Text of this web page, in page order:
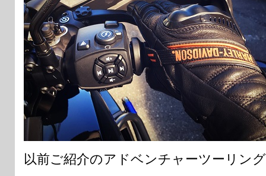
以前ご紹介のアドベンチャーツーリン